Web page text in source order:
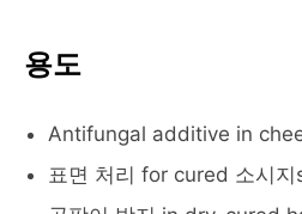
용도
Antifungal additive in
표면 처리 for cured 소시